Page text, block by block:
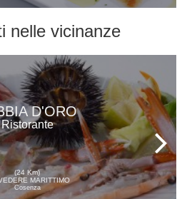
nelle vicinanze
D'ORO
Ristorante
(24 Km)
MARITTIMO
Cosenza